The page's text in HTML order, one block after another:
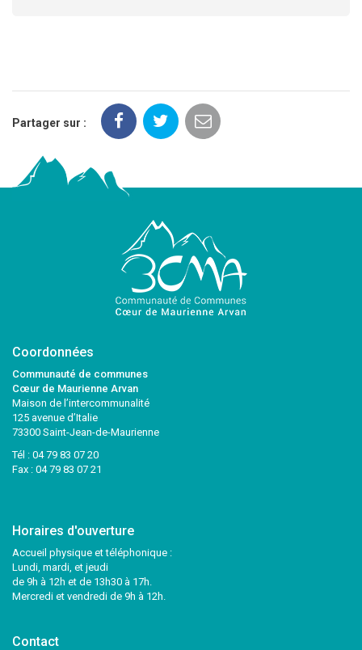
Partager sur :
Coordonnées
Communauté de communes
Cœur de Maurienne Arvan
Maison de l’intercommunalité
125 avenue d’Italie
73300 Saint-Jean-de-Maurienne
Tél : 04 79 83 07 20
Fax : 04 79 83 07 21
Horaires d'ouverture
Accueil physique et téléphonique :
Lundi, mardi, et jeudi
de 9h à 12h et de 13h30 à 17h.
Mercredi et vendredi de 9h à 12h.
Contact